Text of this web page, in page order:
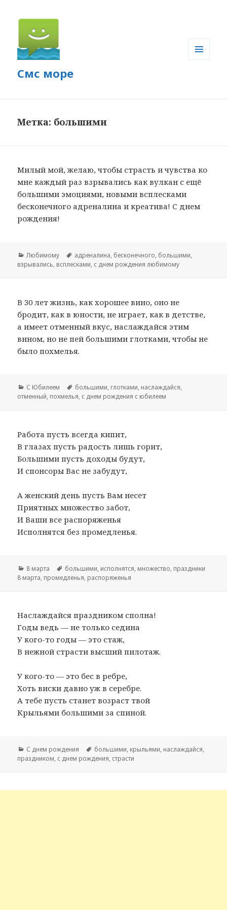
Смс море
Метка: большими
Милый мой, желаю, чтобы страсть и чувства ко
мне каждый раз взрывались как вулкан с ещё
большими эмоциями, новыми всплесками
бесконечного адреналина и креатива! С днем
рождения!
Рубрики
Любимому Метки
адреналина, бесконечного, большими,
взрывались, всплесками, с днем рождения любимому
В 30 лет жизнь, как хорошее вино, оно не
бродит, как в юности, не играет, как в детстве,
а имеет отменный вкус, наслаждайся этим
вином, но не пей большими глотками, чтобы не
было похмелья.
Рубрики
С Юбилеем Метки
большими, глотками, наслаждайся,
отменный, похмелья, с днем рождения с юбилеем
Работа пусть всегда кипит,
В глазах пусть радость лишь горит,
Большими пусть доходы будут,
И спонсоры Вас не забудут,
А женский день пусть Вам несет
Приятных множество забот,
И Ваши все распоряженья
Исполнятся без промедленья.
Рубрики
8 марта Метки
большими, исполнятся, множество, праздники
8 марта, промедленья, распоряженья
Наслаждайся праздником сполна!
Годы ведь — не только седина
У кого-то годы — это стаж,
В нежной страсти высший пилотаж.
У кого-то — это бес в ребре,
Хоть виски давно уж в серебре.
А тебе пусть станет возраст твой
Крыльями большими за спиной.
Рубрики
С днем рождения Метки
большими, крыльями, наслаждайся,
праздником, с днем рождения, страсти